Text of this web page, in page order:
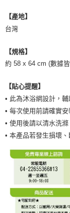
【產地】
台灣
【規格】
約 58 x 64 cm (數據
【貼心提醒】
• 此為沐浴網設計，
• 每次使用前請確實
• 使用後請以清水洗
• 本產品若發生損壞